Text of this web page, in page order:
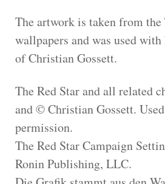
The artwork is taken from
wallpapers and was used
of Christian Gossett.
The Red Star and all related
and © Christian Gossett.
permission.
The Red Star Campaign
Ronin Publishing, LLC.